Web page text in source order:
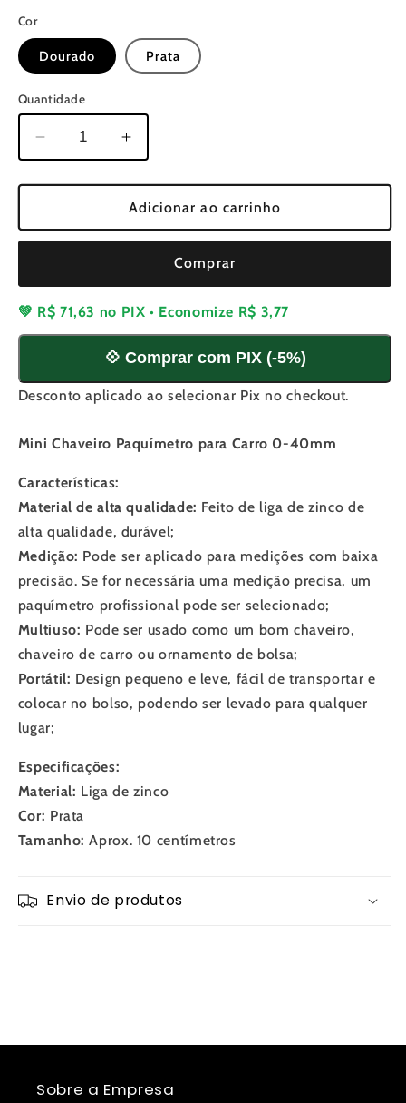
Cor
Dourado Prata
Quantidade
Diminuir
a
quantidade
Mini
Chaveiro
para
Carro
0-
Aumentar
a
quantidade
de
Mini
Chaveiro
Paquímetro
para
Carro
Adicionar ao carrinho
Comprar
💚 R$ 71,63 no PIX • Economize R$ 3,77
💠 Comprar com PIX (-5%)
Desconto aplicado ao selecionar Pix no checkout.
Mini Chaveiro Paquímetro para Carro 0-40mm
Características:
Material de alta qualidade: Feito de liga de zinco de
alta qualidade, durável;
Medição: Pode ser aplicado para medições com baixa
precisão. Se for necessária uma medição precisa, um
paquímetro profissional pode ser selecionado;
Multiuso: Pode ser usado como um bom chaveiro,
chaveiro de carro ou ornamento de bolsa;
Portátil: Design pequeno e leve, fácil de transportar e
colocar no bolso, podendo ser levado para qualquer
lugar;
Especificações:
Material: Liga de zinco
Cor: Prata
Tamanho: Aprox. 10 centímetros
Envio de produtos
Sobre a Empresa